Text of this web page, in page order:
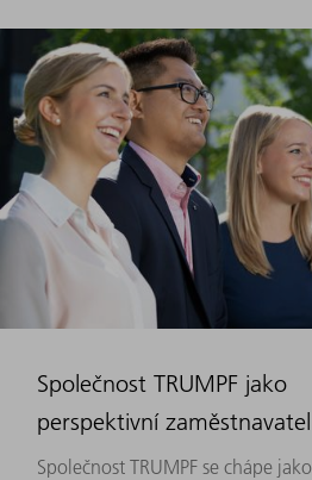
Společnost TRUMPF jako
perspektivní zaměstnavatel
Společnost TRUMPF se chápe jako